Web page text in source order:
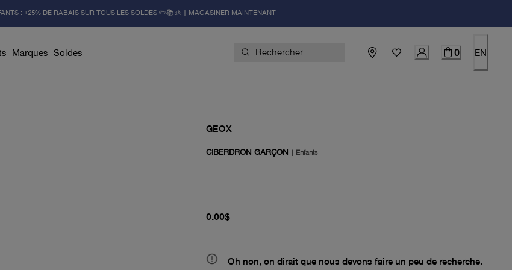
: +25% DE RABAIS SUR TOUS LES SOLDES ✏️📚🚸 | MAGASINER MAINTENANT
Marques Soldes 0 EN
GEOX
CIBERDRON GARÇON | Enfants
0.00$
prix actuel 0.00$
Oh non, on dirait que nous devons faire un peu de recherche.